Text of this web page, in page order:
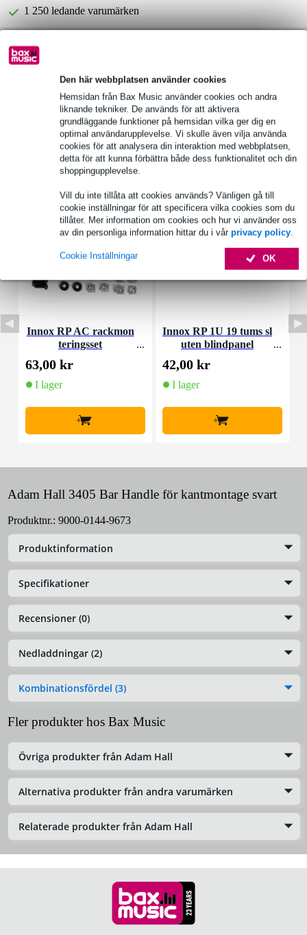
Den här webbplatsen använder cookies
Hemsidan från Bax Music använder cookies och andra
liknande tekniker. De används för att aktivera
grundläggande funktioner på hemsidan vilka ger dig en
optimal användarupplevelse. Vi skulle även vilja använda
cookies för att analysera din interaktion med webbplatsen,
detta för att kunna förbättra både dess funktionalitet och din
shoppingupplevelse.
Vill du inte tillåta att cookies används? Vänligen gå till
cookie inställningar för att specificera vilka cookies som du
tillåter. Mer information om cookies och hur vi använder oss
av din personliga information hittar du i vår privacy policy.
OK
Cookie Inställningar
1 250 ledande varumärken
Produktinformation
produkttyp: handtag
typ: infällt handtag
material: stål
Fullständiga specifikationer
Tillbehör (7)
Innox RP AC rackmon
teringsset
63,00 kr
I lager
+
Innox RP 1U 19 tums sl
uten blindpanel
42,00 kr
I lager
+
Adam Hall 3405 Bar Handle för kantmontage svart
Produktnr.: 9000-0144-9673
Produktinformation
Specifikationer
Recensioner (0)
Nedladdningar (2)
Kombinationsfördel (3)
Fler produkter hos Bax Music
Övriga produkter från Adam Hall
Alternativa produkter från andra varumärken
Relaterade produkter från Adam Hall